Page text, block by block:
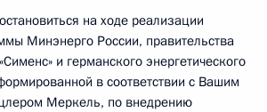
на ходе реализации
Минэнерго России, правительства
и германского энергетического
в соответствии с Вашим
Меркель, по внедрению